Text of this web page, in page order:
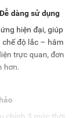
dàng sử dụng
hiện đại, giúp
chế độ lắc – hâm
trực quan, đơn
hơn.